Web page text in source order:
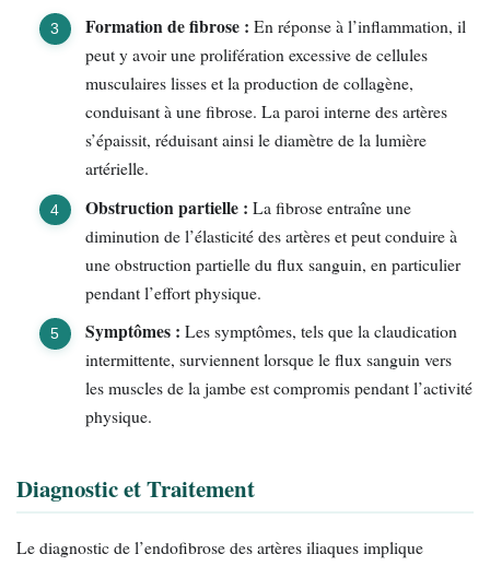
Formation de fibrose : En réponse à l’inflammation, il
peut y avoir une prolifération excessive de cellules
musculaires lisses et la production de collagène,
conduisant à une fibrose. La paroi interne des artères
s’épaissit, réduisant ainsi le diamètre de la lumière
artérielle.
Obstruction partielle : La fibrose entraîne une
diminution de l’élasticité des artères et peut conduire à
une obstruction partielle du flux sanguin, en particulier
pendant l’effort physique.
Symptômes : Les symptômes, tels que la claudication
intermittente, surviennent lorsque le flux sanguin vers
les muscles de la jambe est compromis pendant l’activité
physique.
Diagnostic et Traitement
Le diagnostic de l’endofibrose des artères iliaques implique